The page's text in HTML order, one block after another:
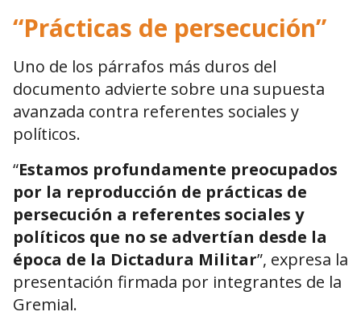
“Prácticas de persecución”
Uno de los párrafos más duros del
documento advierte sobre una supuesta
avanzada contra referentes sociales y
políticos.
“Estamos profundamente preocupados
por la reproducción de prácticas de
persecución a referentes sociales y
políticos que no se advertían desde la
época de la Dictadura Militar”, expresa la
presentación firmada por integrantes de la
Gremial.